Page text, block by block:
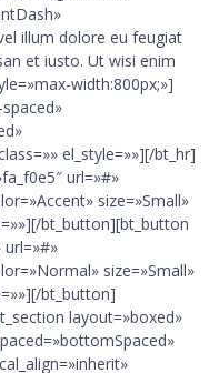
illum dolore eu feugiat
et iusto. Ut wisi enim
width:800px;»]
el_style=»»][/bt_hr]
url=»#»
size=»Small»
bt_button][bt_button
url=»#»
size=»Small»
bt_button]
layout=»boxed»